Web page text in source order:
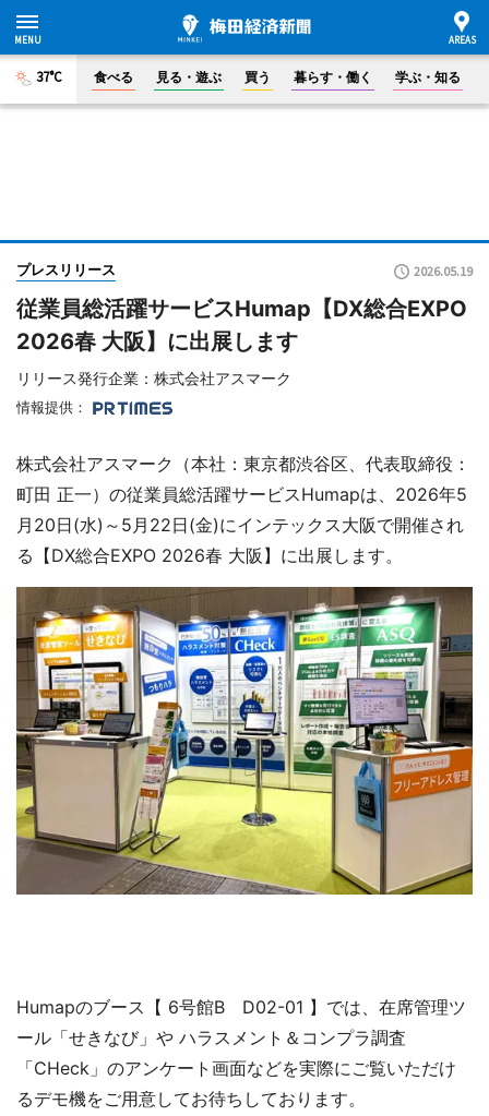
37°C 食べる 見る・遊ぶ 買う 暮らす・働く 学ぶ・知る
プレスリリース 2026.05.19
従業員総活躍サービスHumap【DX総合EXPO
2026春 大阪】に出展します
リリース発行企業：株式会社アスマーク
情報提供：
株式会社アスマーク（本社：東京都渋谷区、代表取締役：
町田 正一）の従業員総活躍サービスHumapは、2026年5
月20日(水)～5月22日(金)にインテックス大阪で開催され
る【DX総合EXPO 2026春 大阪】に出展します。
Humapのブース【 6号館B D02-01 】では、在席管理ツ
ール「せきなび」や ハラスメント＆コンプラ調査
「CHeck」のアンケート画面などを実際にご覧いただけ
るデモ機をご用意してお待ちしております。